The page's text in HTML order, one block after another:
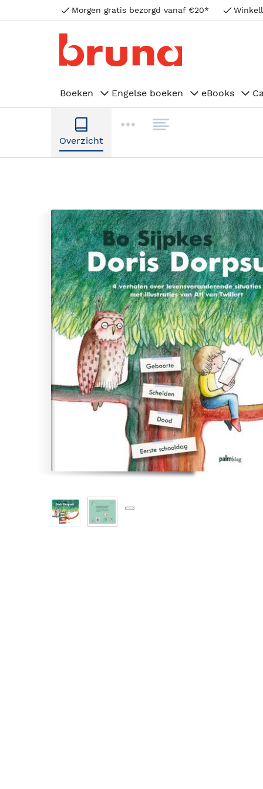
Morgen gratis bezorgd vanaf €20*
Boeken Engelse boeken eBooks
Overzicht